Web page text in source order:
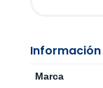
Marca